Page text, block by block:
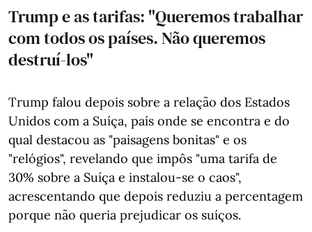
Trump e as tarifas: "Queremos trabalhar
com todos os países. Não queremos
destruí-los"
Trump falou depois sobre a relação dos Estados
Unidos com a Suíça, país onde se encontra e do
qual destacou as "paisagens bonitas" e os
"relógios", revelando que impôs "uma tarifa de
30% sobre a Suíça e instalou-se o caos",
acrescentando que depois reduziu a percentagem
porque não queria prejudicar os suíços.